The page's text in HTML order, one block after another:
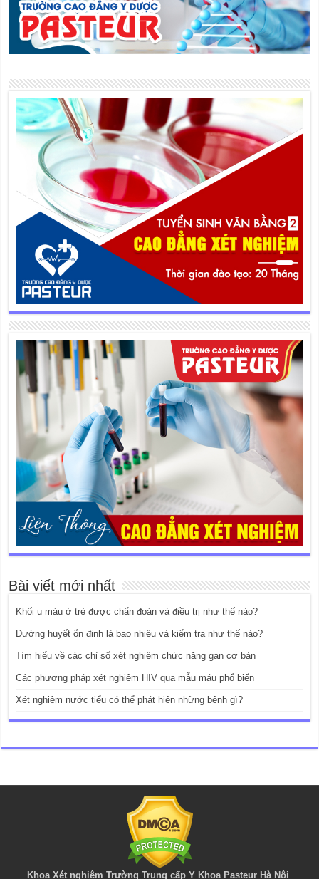
Bài viết mới nhất
Khối u máu ở trẻ được chẩn đoán và điều trị như thế nào?
Đường huyết ổn định là bao nhiêu và kiểm tra như thế nào?
Tìm hiểu về các chỉ số xét nghiệm chức năng gan cơ bản
Các phương pháp xét nghiệm HIV qua mẫu máu phổ biến
Xét nghiệm nước tiểu có thể phát hiện những bệnh gì?
Khoa Xét nghiệm Trường Trung cấp Y Khoa Pasteur Hà Nội.